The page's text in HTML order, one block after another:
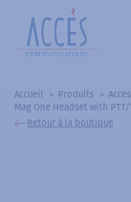
Accueil Produits
Mag One Headset with PTT/
Retour à la boutique